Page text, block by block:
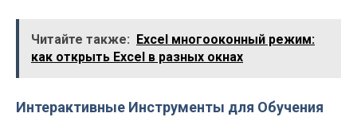
Читайте также: Excel многооконный режим:
как открыть Excel в разных окнах
Интерактивные Инструменты для Обучения